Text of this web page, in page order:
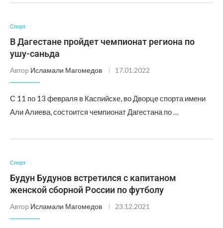
Спорт
В Дагестане пройдет чемпионат региона по
ушу-саньда
Автор Исламали Магомедов 17.01.2022
С 11 по 13 февраля в Каспийске, во Дворце спорта имени
Али Алиева, состоится чемпионат Дагестана по …
Спорт
Будун Будунов встретился с капитаном
женской сборной России по футболу
Автор Исламали Магомедов 23.12.2021